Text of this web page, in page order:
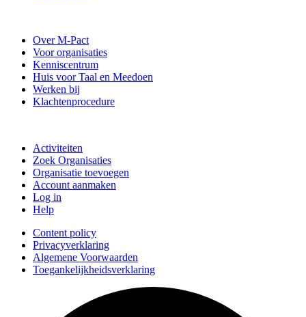
Over M-Pact
Voor organisaties
Kenniscentrum
Huis voor Taal en Meedoen
Werken bij
Klachtenprocedure
Activiteiten
Zoek Organisaties
Organisatie toevoegen
Account aanmaken
Log in
Help
Content policy
Privacyverklaring
Algemene Voorwaarden
Toegankelijkheidsverklaring